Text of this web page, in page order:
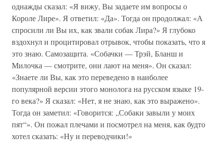
однажды сказал: «Я вижу, Вы задаете им вопросы о
Короле Лире». Я ответил: «Да». Тогда он продолжал: «А
спросили ли Вы их, как звали собак Лира?» Я глубоко
вздохнул и процитировал отрывок, чтобы показать, что я
это знаю. Самозащита. «Собачки — Трэй, Бланш и
Милочка — смотрите, они лают на меня». Он сказал:
«Знаете ли Вы, как это переведено в наиболее
популярной версии этого монолога на русском языке 19-
го века?» Я сказал: «Нет, я не знаю, как это выражено».
Тогда он заметил: «Говорится: „Собаки завыли у моих
пят“». Он пожал плечами и посмотрел на меня, как будто
хотел сказать: «Ну и переводчики!»